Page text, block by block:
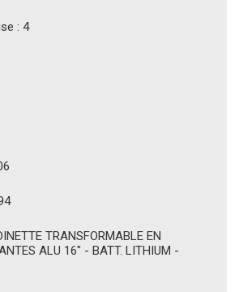
: 4
TRANSFORMABLE EN
ALU 16" - BATT. LITHIUM -